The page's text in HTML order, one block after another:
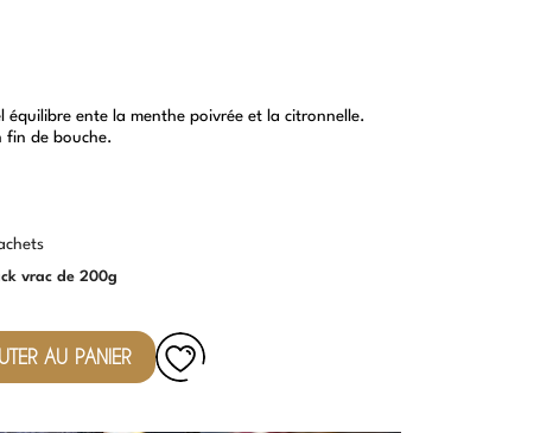
équilibre ente la menthe poivrée et la citronnelle.
fin de bouche.
vrac de 200g
AU PANIER